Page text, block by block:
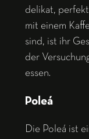
delikat,
mit einem
sind, ist ihr
der
essen.
Poleá
Die Poleá ist